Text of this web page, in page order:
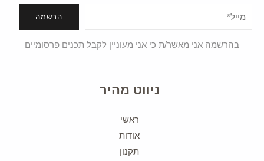
הרשמה
בהרשמה אני מאשר/ת כי אני מעוניין לקבל תכנים פרסומיים
ניווט מהיר
ראשי
אודות
תקנון